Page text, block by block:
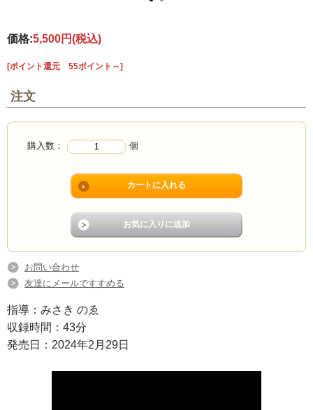
価格:5,500円(税込)
[ポイント還元 55ポイント～]
注文
購入数： 個
お問い合わせ
友達にメールですすめる
指導：みさき のゑ
収録時間：43分
発売日：2024年2月29日